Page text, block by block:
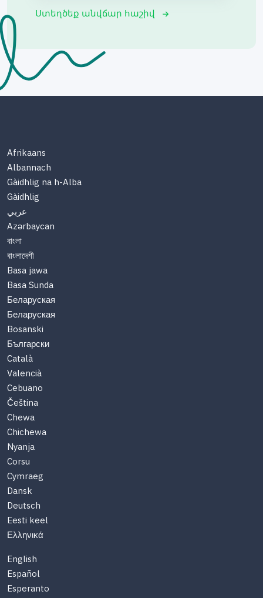
Ստեղծեք անվճար հաշիվ
Afrikaans
Albannach
Gàidhlig na h-Alba
Gàidhlig
عربي
Azərbaycan
বাংলা
বাংলাদেশী
Basa jawa
Basa Sunda
Беларуская
Беларуская
Bosanski
Български
Català
Valencià
Cebuano
Čeština
Chewa
Chichewa
Nyanja
Corsu
Cymraeg
Dansk
Deutsch
Eesti keel
Ελληνικά
English
Español
Esperanto